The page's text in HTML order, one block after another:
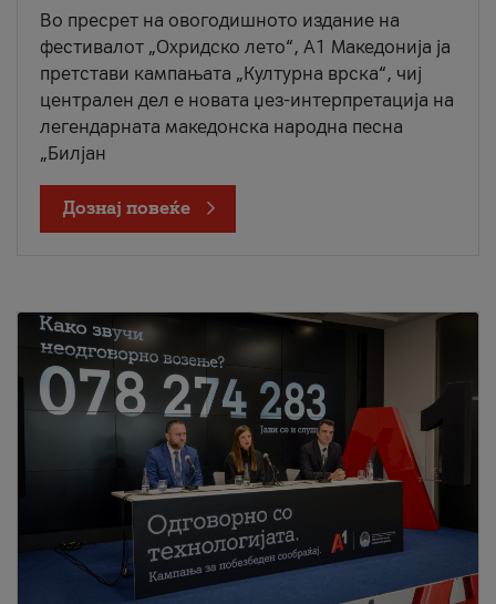
Во пресрет на овогодишното издание на
фестивалот „Охридско лето“, А1 Македонија ја
претстави кампањата „Културна врска“, чиј
централен дел е новата џез-интерпретација на
легендарната македонска народна песна
„Билјан
Дознај повеќе